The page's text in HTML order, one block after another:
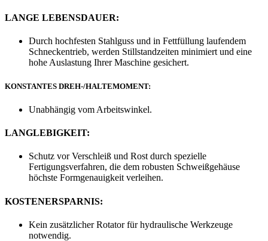
LANGE LEBENSDAUER:
Durch hochfesten Stahlguss und in Fettfüllung laufendem
Schneckentrieb, werden Stillstandzeiten minimiert und eine
hohe Auslastung Ihrer Maschine gesichert.
KONSTANTES DREH-/HALTEMOMENT:
Unabhängig vom Arbeitswinkel.
LANGLEBIGKEIT:
Schutz vor Verschleiß und Rost durch spezielle
Fertigungsverfahren, die dem robusten Schweißgehäuse
höchste Formgenauigkeit verleihen.
KOSTENERSPARNIS:
Kein zusätzlicher Rotator für hydraulische Werkzeuge
notwendig.